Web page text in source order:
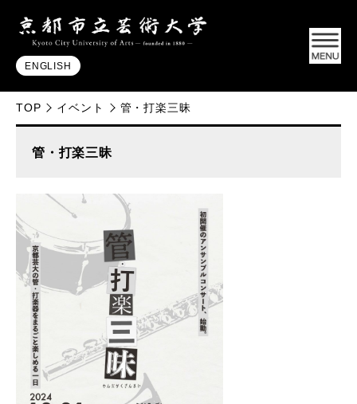
ENGLISH
TOP イベント 管・打楽三昧
管・打楽三昧